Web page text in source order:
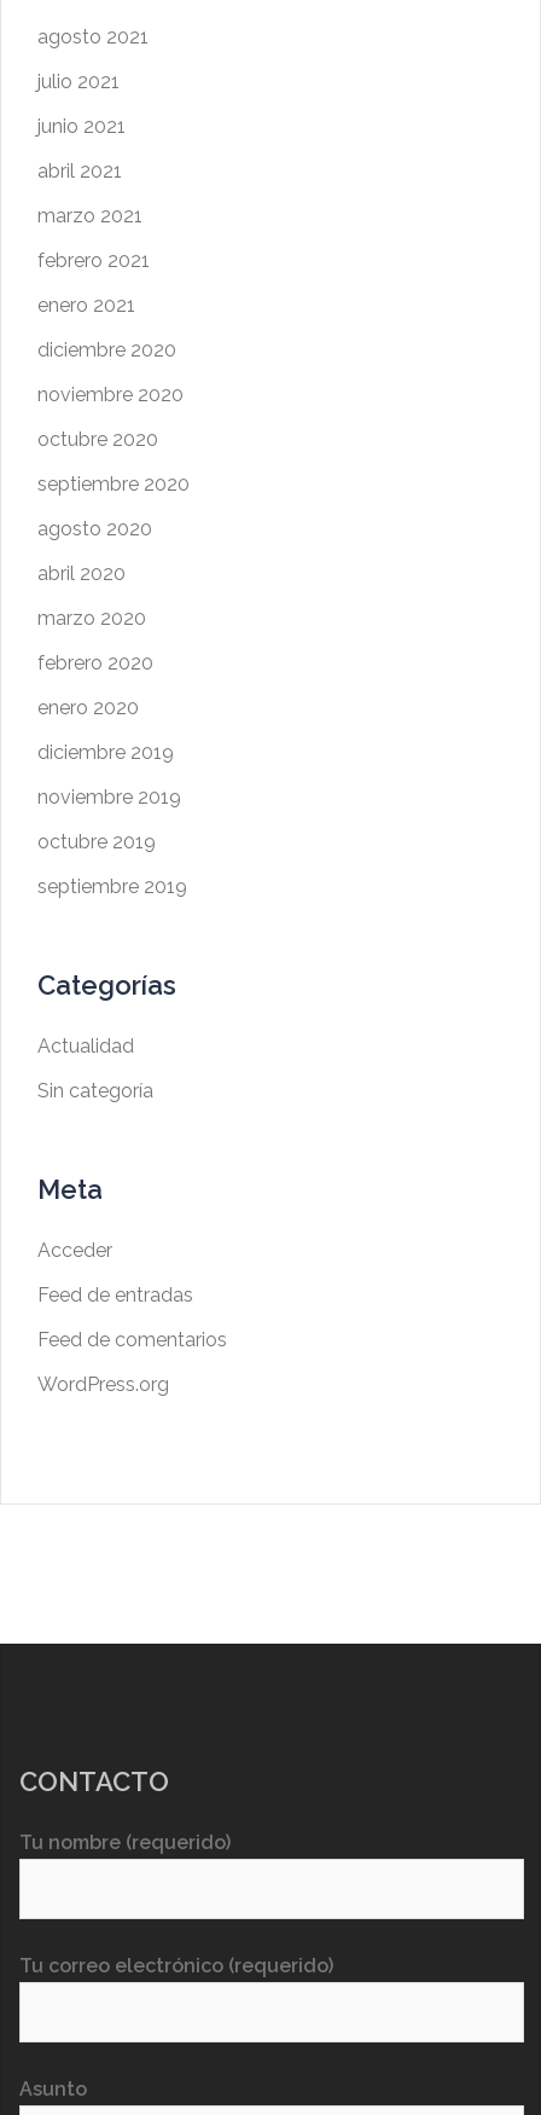
agosto 2021
julio 2021
junio 2021
abril 2021
marzo 2021
febrero 2021
enero 2021
diciembre 2020
noviembre 2020
octubre 2020
septiembre 2020
agosto 2020
abril 2020
marzo 2020
febrero 2020
enero 2020
diciembre 2019
noviembre 2019
octubre 2019
septiembre 2019
Categorías
Actualidad
Sin categoría
Meta
Acceder
Feed de entradas
Feed de comentarios
WordPress.org
CONTACTO
Tu nombre (requerido)
Tu correo electrónico (requerido)
Asunto